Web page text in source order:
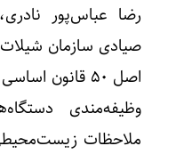
رضا عباس‌پور
صیادی سازمان شیلات
اصل ۵۰ قانون
وظیفه‌مندی
ملاحظات